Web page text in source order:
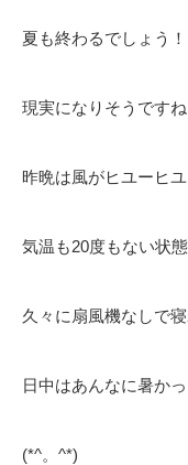
夏も終わるでしょう！
現実になりそうです
昨晩は風がヒユーヒユ
気温も20度もない状
久々に扇風機なしで寝
日中はあんなに暑か
(*^。^*)